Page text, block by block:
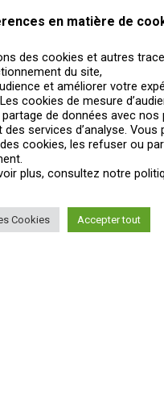
en matière de
des cookies et autres
du site,
et améliorer votre
cookies de mesure
de données avec nos
services d’analyse. Vous
des cookies, les refuser ou
plus, consultez notre
Cookies Accepter tout